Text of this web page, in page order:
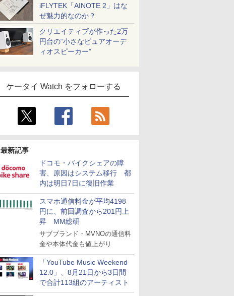
iFLYTEK「AINOTE 2」はな
ぜ魅力的なのか？
クリエイティブが作った2万
円台の“小さなピュアオーデ
ィオスピーカー”
ケータイ Watch をフォローする
最新記事
ドコモ・バイクシェアの障
害、原因はシステム移行 都
内は明日7日に復旧作業
スマホ通信料金が平均4198
円に、前回調査から201円上
昇 MM総研
サブブランド・MVNOの通信料
金や本体代金も値上がり
「YouTube Music Weekend
12.0」、8月21日から3日間
で合計113組のアーティスト